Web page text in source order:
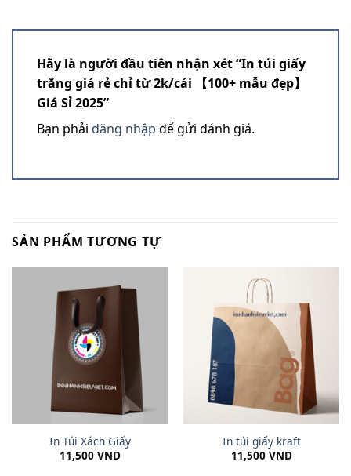
Hãy là người đầu tiên nhận xét “In túi giấy
trắng giá rẻ chỉ từ 2k/cái 【100+ mẫu đẹp】
Giá Sỉ 2025”
Bạn phải đăng nhập để gửi đánh giá.
SẢN PHẨM TƯƠNG TỰ
In Túi Xách Giấy
11,500 VND
In túi giấy kraft
11,500 VND